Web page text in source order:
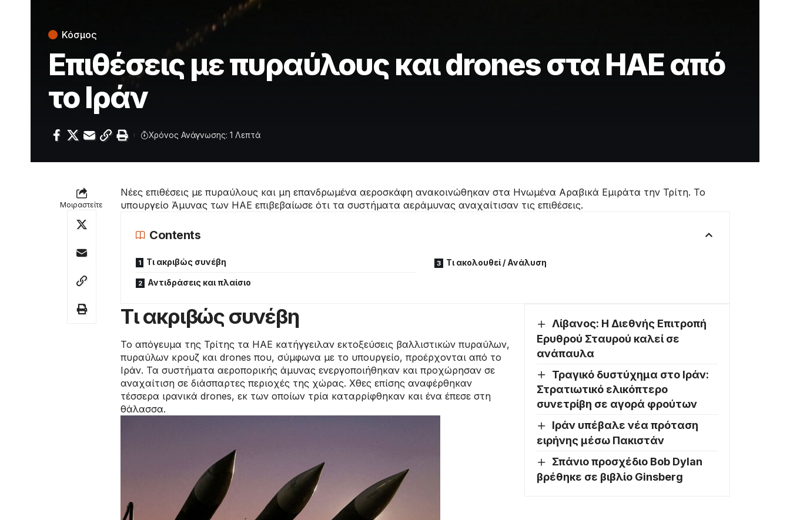
Κόσμος
Επιθέσεις με πυραύλους και drones στα ΗΑΕ από
το Ιράν
Χρόνος Ανάγνωσης: 1 Λεπτά
Μοιραστείτε
Νέες επιθέσεις με πυραύλους και μη επανδρωμένα αεροσκάφη ανακοινώθηκαν στα Ηνωμένα Αραβικά Εμιράτα την Τρίτη. Το
υπουργείο Άμυνας των ΗΑΕ επιβεβαίωσε ότι τα συστήματα αεράμυνας αναχαίτισαν τις επιθέσεις.
Contents
Τι ακριβώς συνέβη
Αντιδράσεις και πλαίσιο
Τι ακολουθεί / Ανάλυση
Λίβανος: Η Διεθνής Επιτροπή
Ερυθρού Σταυρού καλεί σε
ανάπαυλα
Τραγικό δυστύχημα στο Ιράν:
Στρατιωτικό ελικόπτερο
συνετρίβη σε αγορά φρούτων
Ιράν υπέβαλε νέα πρόταση
ειρήνης μέσω Πακιστάν
Σπάνιο προσχέδιο Bob Dylan
βρέθηκε σε βιβλίο Ginsberg
Τι ακριβώς συνέβη
Το απόγευμα της Τρίτης τα ΗΑΕ κατήγγειλαν εκτοξεύσεις βαλλιστικών πυραύλων,
πυραύλων κρουζ και drones που, σύμφωνα με το υπουργείο, προέρχονται από το
Ιράν. Τα συστήματα αεροπορικής άμυνας ενεργοποιήθηκαν και προχώρησαν σε
αναχαίτιση σε διάσπαρτες περιοχές της χώρας. Χθες επίσης αναφέρθηκαν
τέσσερα ιρανικά drones, εκ των οποίων τρία καταρρίφθηκαν και ένα έπεσε στη
θάλασσα.